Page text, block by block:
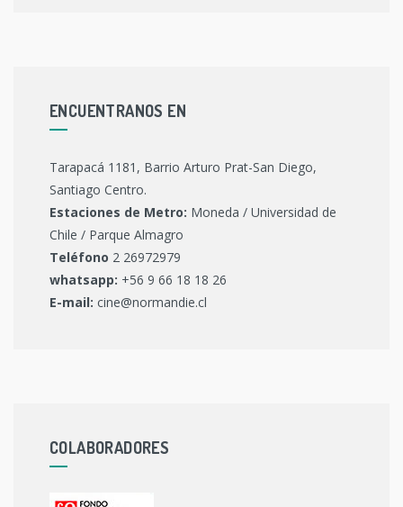
ENCUENTRANOS EN
Tarapacá 1181, Barrio Arturo Prat-San Diego,
Santiago Centro.
Estaciones de Metro: Moneda / Universidad de
Chile / Parque Almagro
Teléfono 2 26972979
whatsapp: +56 9 66 18 18 26
E-mail: cine@normandie.cl
COLABORADORES